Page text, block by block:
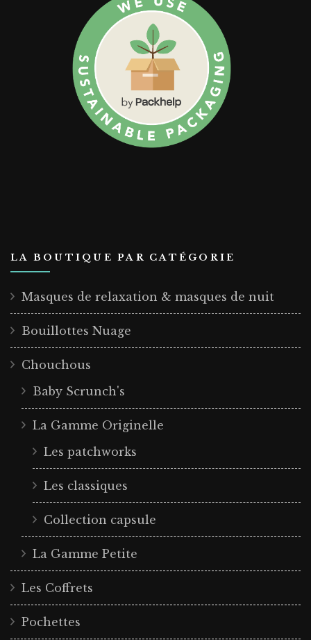
LA BOUTIQUE PAR CATÉGORIE
Masques de relaxation & masques de nuit
Bouillottes Nuage
Chouchous
Baby Scrunch's
La Gamme Originelle
Les patchworks
Les classiques
Collection capsule
La Gamme Petite
Les Coffrets
Pochettes